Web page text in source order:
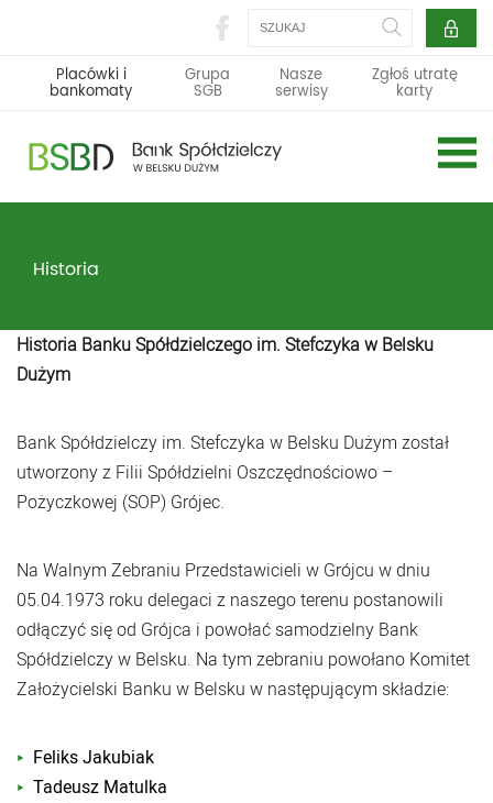
Szukaj
Placówki i
bankomaty
Grupa
SGB
Nasze
serwisy
Zgłoś utratę
karty
Historia
Historia Banku Spółdzielczego im. Stefczyka w Belsku
Dużym
Bank Spółdzielczy im. Stefczyka w Belsku Dużym został
utworzony z Filii Spółdzielni Oszczędnościowo –
Pożyczkowej (SOP) Grójec.
Na Walnym Zebraniu Przedstawicieli w Grójcu w dniu
05.04.1973 roku delegaci z naszego terenu postanowili
odłączyć się od Grójca i powołać samodzielny Bank
Spółdzielczy w Belsku. Na tym zebraniu powołano Komitet
Założycielski Banku w Belsku w następującym składzie:
Feliks Jakubiak
Tadeusz Matulka